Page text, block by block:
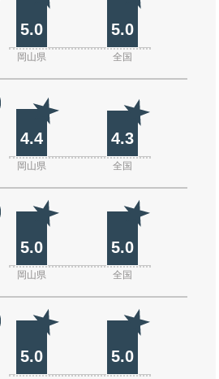
5.0 5.0
岡山県 全国
4.4 4.3
岡山県 全国
5.0 5.0
岡山県 全国
5.0 5.0